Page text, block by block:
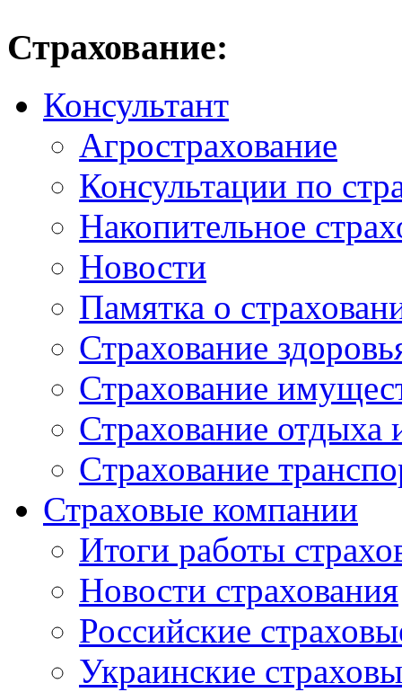
Страхование:
Консультант
Агрострахование
Консультации по
Накопительное
Новости
Памятка о
Страхование
Страхование
Страхование отдыха
Cтрахование
Страховые компании
Итоги работы
Новости страхования
Российские
Украинские